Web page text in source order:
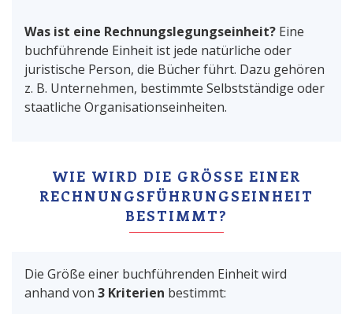
Was ist eine Rechnungslegungseinheit? Eine
buchführende Einheit ist jede natürliche oder
juristische Person, die Bücher führt. Dazu gehören
z. B. Unternehmen, bestimmte Selbstständige oder
staatliche Organisationseinheiten.
WIE WIRD DIE GRÖSSE EINER R
ECHNUNGSFÜHRUNGSEINHEIT B
ESTIMMT?
Die Größe einer buchführenden Einheit wird
anhand von 3 Kriterien bestimmt: